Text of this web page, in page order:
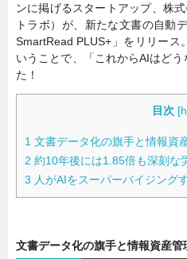
ンに掲げるスタートアップ、株
トラボ）が、新たな文書の自動
SmartRead PLUS+」をリリース
いうことで、「これからAIはど
た！
目次 [
1 文書データ化の旗手と情報資
2 約10年後には1.85倍も深刻な
3 人がAIをスーパーバイジング
文書データ化の旗手と情報資産管